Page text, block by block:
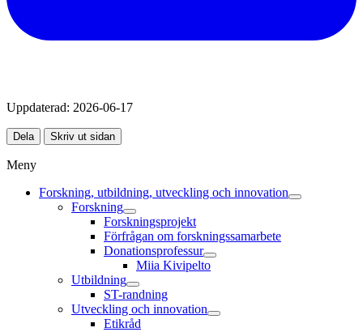
Uppdaterad: 2026-06-17
Dela Skriv ut sidan
Meny
Forskning, utbildning, utveckling och innovation
Forskning
Forskningsprojekt
Förfrågan om forskningssamarbete
Donationsprofessur
Miia Kivipelto
Utbildning
ST-randning
Utveckling och innovation
Etikråd